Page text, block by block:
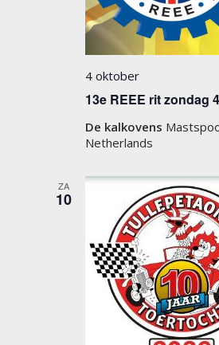
13e REEE rit zondag
4 oktober
De kalkovens
Netherlands
ZA
10